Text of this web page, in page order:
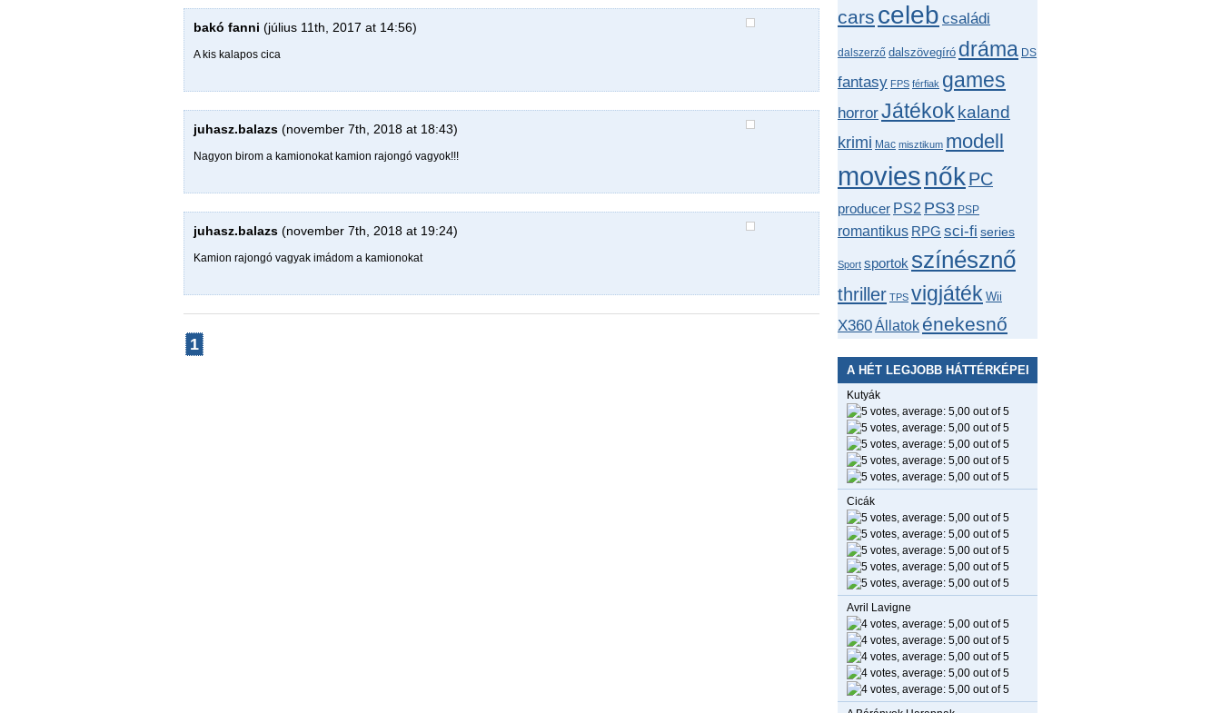
bakó fanni (július 11th, 2017 at 14:56)
A kis kalapos cica
juhasz.balazs (november 7th, 2018 at 18:43)
Nagyon birom a kamionokat kamion rajongó vagyok!!!
juhasz.balazs (november 7th, 2018 at 19:24)
Kamion rajongó vagyak imádom a kamionokat
1
cars celeb családi
dalszerző dalszövegíró dráma DS
fantasy FPS férfiak games
horrorJátékok kaland
krimi Mac misztikum modell
moviesnőkPC
producer PS2 PS3 PSP
romantikus RPG sci-fi series
Sport sportok színésznő
thriller TPS vigjáték Wii
X360Állatok énekesnő
A HÉT LEGJOBB HÁTTÉRKÉPEI
Kutyák
Cicák
Avril Lavigne